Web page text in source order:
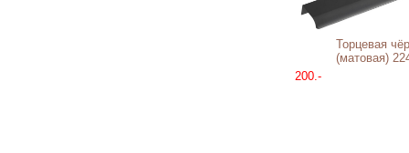
Торцевая
(матовая)
200.-